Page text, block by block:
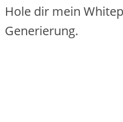
Hole dir mein
Generierung.